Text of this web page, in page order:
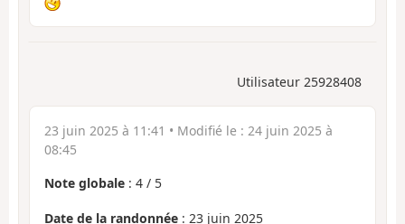
Utilisateur 25928408
23 juin 2025 à 11:41 • Modifié le : 24 juin 2025 à
08:45
Note globale : 4 / 5
Date de la randonnée : 23 juin 2025